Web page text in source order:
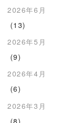
2026年6月
(13)
2026年5月
(9)
2026年4月
(6)
2026年3月
(8)